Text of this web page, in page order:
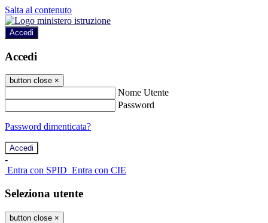
Salta al contenuto
Accedi
Accedi
button close ×
Nome Utente
Password
Password dimenticata?
-
Entra con SPID Entra con CIE
Seleziona utente
button close ×